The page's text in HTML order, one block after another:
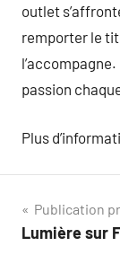
outlet
remporter le
passion
Plus
de
Publication
Lumière sur